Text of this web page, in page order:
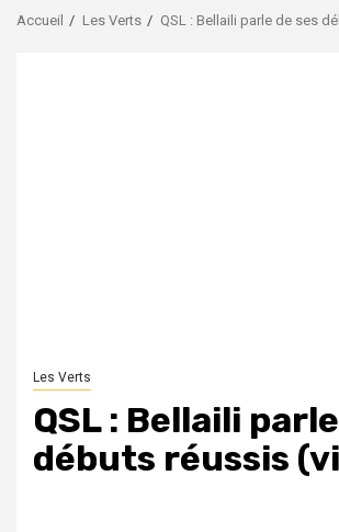
Accueil Les Verts QSL : Bellaili parle de ses
Les Verts
QSL : Bellaili
débuts réussis